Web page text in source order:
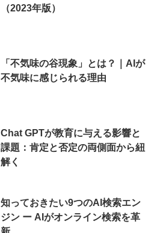
（2023年版）
「不気味の谷現象」とは？｜AIが
不気味に感じられる理由
Chat GPTが教育に与える影響と
課題：肯定と否定の両側面から紐
解く
知っておきたい9つのAI検索エン
ジン ー AIがオンライン検索を革